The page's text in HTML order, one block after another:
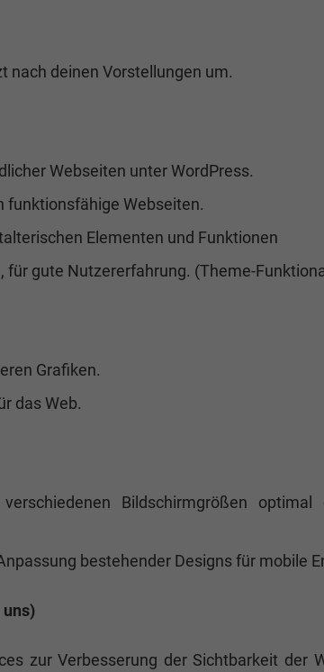
nach deinen Vorstellungen um.
Webseiten unter WordPress.
funktionsfähige Webseiten.
Elementen und Funktionen
für gute Nutzererfahrung. (Theme-
Grafiken.
das Web.
Bildschirmgrößen optimal
bestehender Designs für mobile
zur Verbesserung der Sichtbarkeit der